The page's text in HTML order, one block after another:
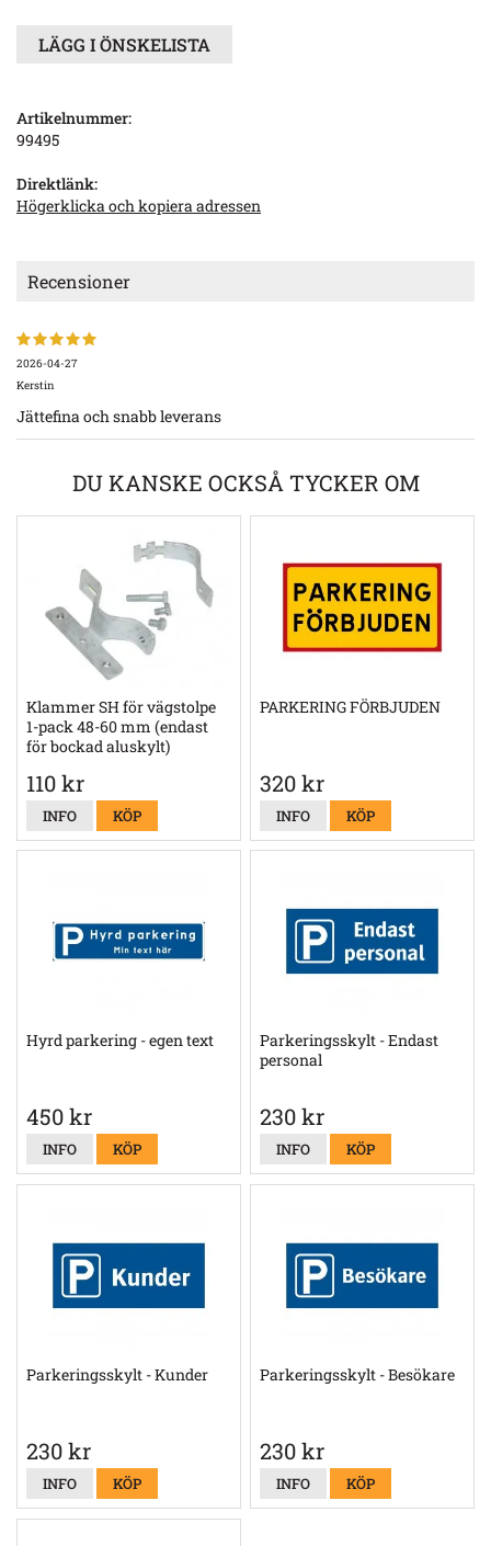
LÄGG I ÖNSKELISTA
Artikelnummer:
99495
Direktlänk:
Högerklicka och kopiera adressen
Recensioner
2026-04-27
Kerstin
Jättefina och snabb leverans
DU KANSKE OCKSÅ TYCKER OM
Klammer SH för vägstolpe
1-pack 48-60 mm (endast
för bockad aluskylt)
110 kr
INFO KÖP
PARKERING FÖRBJUDEN
320 kr
INFO KÖP
Hyrd parkering - egen text
450 kr
INFO KÖP
Parkeringsskylt - Endast
personal
230 kr
INFO KÖP
Parkeringsskylt - Kunder
230 kr
INFO KÖP
Parkeringsskylt - Besökare
230 kr
INFO KÖP